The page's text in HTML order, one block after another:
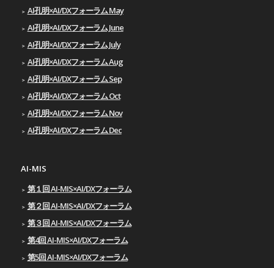
AI孔明×AI/DXフォーラム May
AI孔明×AI/DXフォーラム June
AI孔明×AI/DXフォーラム July
AI孔明×AI/DXフォーラム Aug
AI孔明×AI/DXフォーラム Sep
AI孔明×AI/DXフォーラム Oct
AI孔明×AI/DXフォーラム Nov
AI孔明×AI/DXフォーラム Dec
AI-MIS
第１回 AI-MIS×AI/DXフォーラム
第２回 AI-MIS×AI/DXフォーラム
第３回 AI-MIS×AI/DXフォーラム
第4回 AI-MIS×AI/DXフォーラム
第5回 AI-MIS×AI/DXフォーラム